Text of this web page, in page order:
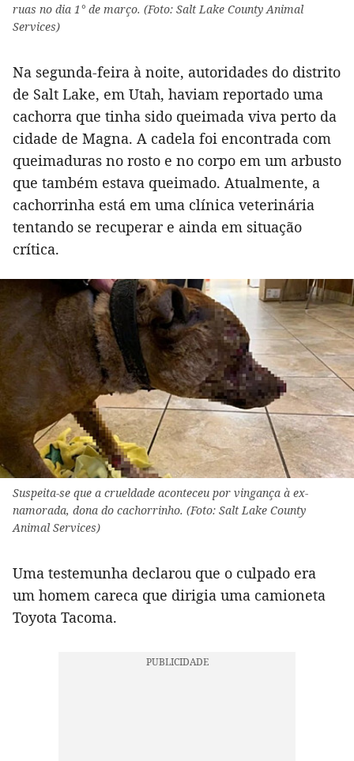
ruas no dia 1° de março. (Foto: Salt Lake County Animal
Services)
Na segunda-feira à noite, autoridades do distrito
de Salt Lake, em Utah, haviam reportado uma
cachorra que tinha sido queimada viva perto da
cidade de Magna. A cadela foi encontrada com
queimaduras no rosto e no corpo em um arbusto
que também estava queimado. Atualmente, a
cachorrinha está em uma clínica veterinária
tentando se recuperar e ainda em situação
crítica.
Suspeita-se que a crueldade aconteceu por vingança à ex-
namorada, dona do cachorrinho. (Foto: Salt Lake County
Animal Services)
Uma testemunha declarou que o culpado era
um homem careca que dirigia uma camioneta
Toyota Tacoma.